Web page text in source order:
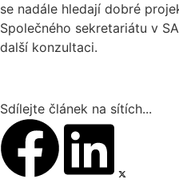
se nadále hledají dobré
Společného sekretariátu v
další konzultaci.
Sdílejte článek na sítích...